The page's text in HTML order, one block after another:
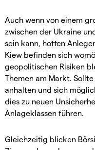
Auch wenn von einem
zwischen der Ukraine
sein kann, hoffen
Kiew befinden sich
geopolitischen Risiken
Themen am Markt.
anhalten und sich
dies zu neuen
Anlageklassen führen.
Gleichzeitig blicken